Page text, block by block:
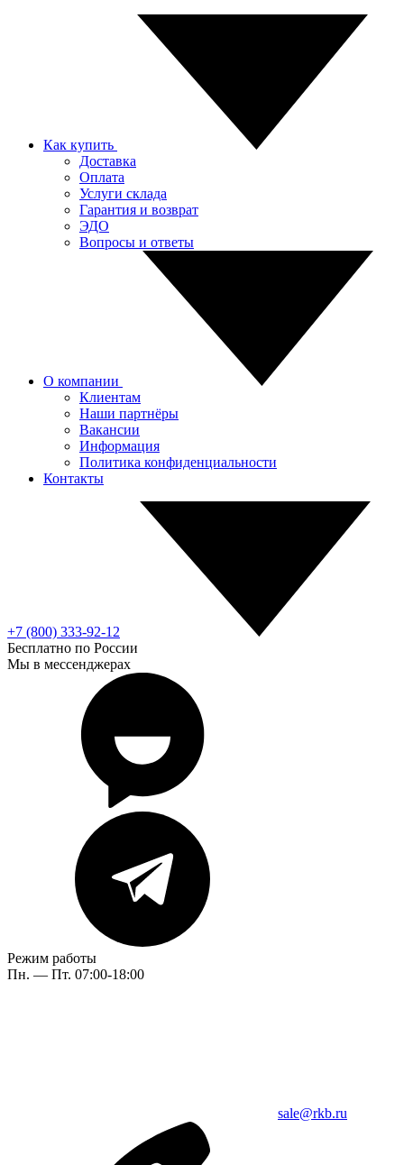
Как купить
Доставка
Оплата
Услуги склада
Гарантия и возврат
ЭДО
Вопросы и ответы
О компании
Клиентам
Наши партнёры
Вакансии
Информация
Политика конфиденциальности
Контакты
+7 (800) 333-92-12
Бесплатно по России
Мы в мессенджерах
Режим работы
Пн. — Пт. 07:00-18:00
sale@rkb.ru